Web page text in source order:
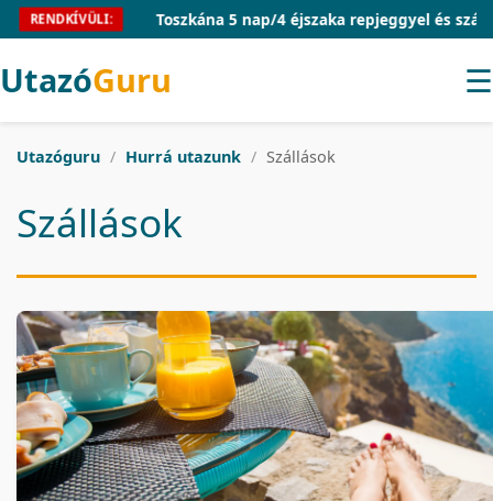
RENDKÍVÜLI:Toszkána 5 nap/4 éjszaka repjeggyel és szállással
UtazóGuru ☰
Utazóguru / Hurrá utazunk / Szállások
Szállások